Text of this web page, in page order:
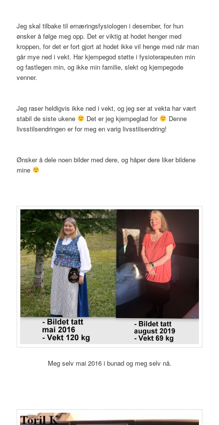
Jeg skal tilbake til ernæringsfysiologen i desember, for hun
ønsker å følge meg opp. Det er viktig at hodet henger med
kroppen, for det er fort gjort at hodet ikke vil henge med når man
går mye ned i vekt. Har kjempegod støtte i fysioterapeuten min
og fastlegen min, og ikke min familie, slekt og kjempegode
venner.
Jeg raser heldigvis ikke ned i vekt, og jeg ser at vekta har vært
stabil de siste ukene
Det er jeg kjempeglad for
Denne
livsstilsendringen er for meg en varig livsstilsendring!
Ønsker å dele noen bilder med dere, og håper dere liker bildene
mine
Meg selv mai 2016 i bunad og meg selv nå.